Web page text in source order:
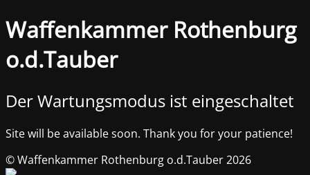
Waffenkammer Rothenburg
o.d.Tauber
Der Wartungsmodus ist eingeschaltet
Site will be available soon. Thank you for your patience!
© Waffenkammer Rothenburg o.d.Tauber 2026